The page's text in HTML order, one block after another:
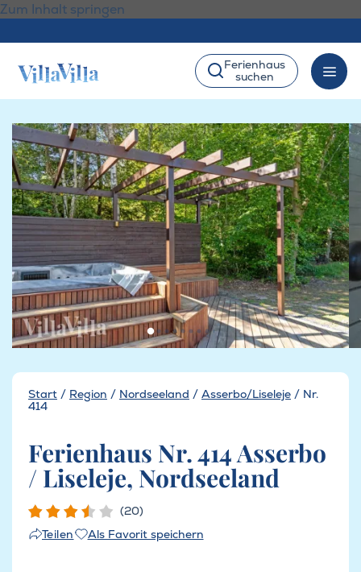
Zum Inhalt springen
Ferienhaus
suchen
Start / Region / Nordseeland / Asserbo/Liseleje / Nr.
414
Ferienhaus Nr. 414 Asserbo
/ Liseleje, Nordseeland
(20)
Teilen
Als Favorit speichern